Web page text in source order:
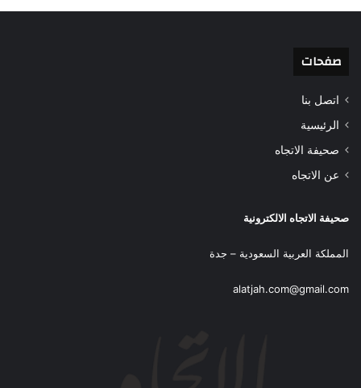
صفحات
اتصل بنا
الرئيسية
صحيفة الاتجاه
عن الاتجاه
صحيفة الاتجاه الالكترونية
المملكة العربية السعودية – جدة
alatjah.com@gmail.com